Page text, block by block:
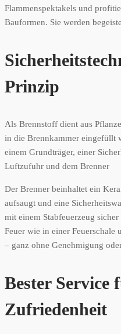
Flammenspektakels und
Bauformen. Sie werden
Prinzip
Als Brennstoff dient aus
in die Brennkammer eingefüllt
einem Grundträger, einer
Luftzufuhr und dem Brenner
Der Brenner beinhaltet ein
aufsaugt und eine
mit einem Stabfeuerzeug
Feuer wie in einer Feuerschale
– ganz ohne Genehmigung
Bester Service
Zufriedenheit